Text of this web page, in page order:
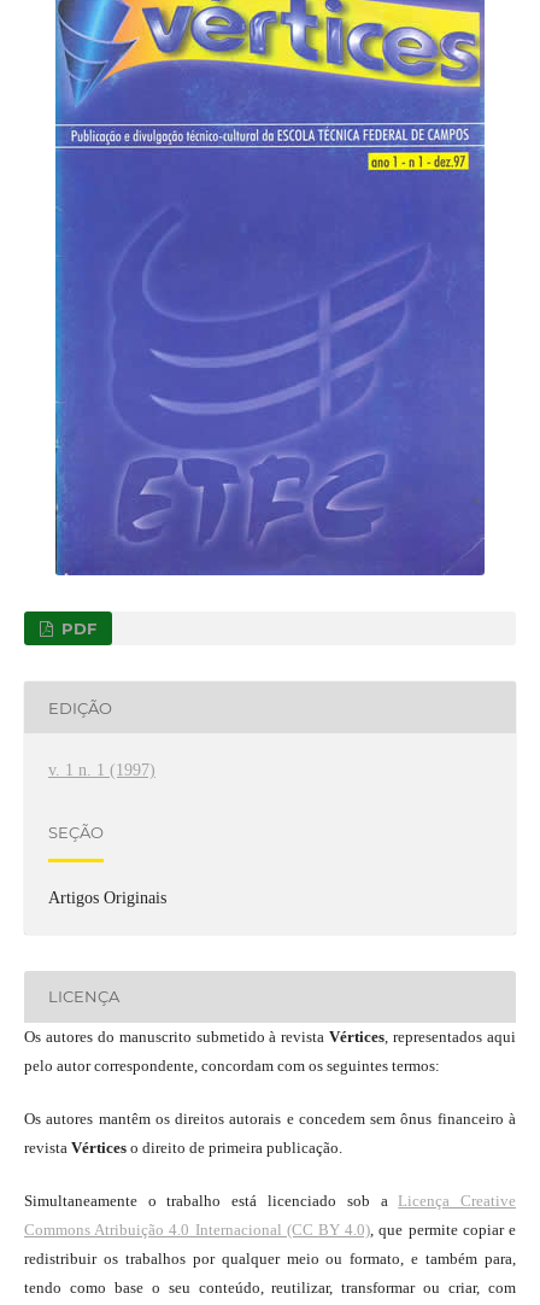
PDF
EDIÇÃO
v. 1 n. 1 (1997)
SEÇÃO
Artigos Originais
LICENÇA
Os autores do manuscrito submetido à revistaVértices , representados aqui
pelo autor correspondente, concordam com os seguintes termos:
Os autores mantêm os direitos autorais e concedem sem ônus financeiro à
revista Vértices o direito de primeira publicação.
Simultaneamente o trabalho está licenciado sob a Licença Creative
Commons Atribuição 4.0 Internacional (CC BY 4.0) , que permite copiar e
redistribuir os trabalhos por qualquer meio ou formato, e também para,
tendo como base o seu conteúdo, reutilizar, transformar ou criar, com